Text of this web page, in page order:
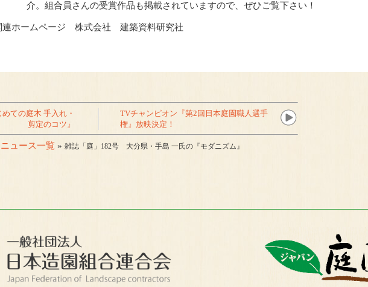
介。組合員さんの受賞作品も掲載されていますので、ぜひご覧下さい！
ージ 株式会社 建築資料研究社
ての庭木 手入れ・
剪定のコツ』
TVチャンピオン『第2回日本庭園職人選手
権』放映決定！
ニュース一覧» 雑誌「庭」182号 大分県・手島 一氏の『モダニズム』